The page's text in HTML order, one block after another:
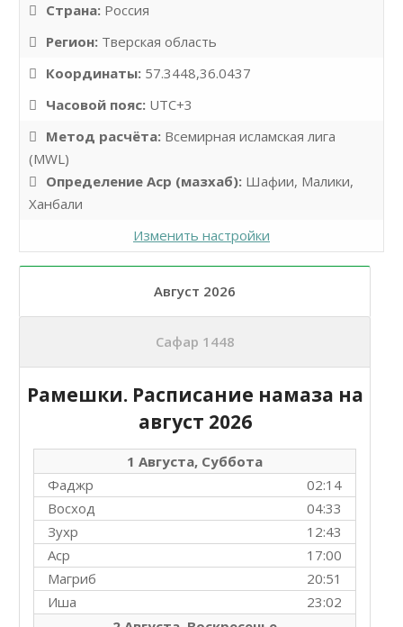
Страна: Россия
Регион: Тверская область
Координаты: 57.3448,36.0437
Часовой пояс: UTC+3
Метод расчёта: Всемирная исламская лига
(MWL)
Определение Аср (мазхаб): Шафии, Малики,
Ханбали
Изменить настройки
Август 2026
Сафар 1448
Рамешки. Расписание намаза на
август 2026
1 Августа, Суббота
02:14
Фаджр
04:33
Восход
12:43
Зухр
17:00
Аср
20:51
Магриб
23:02
Иша